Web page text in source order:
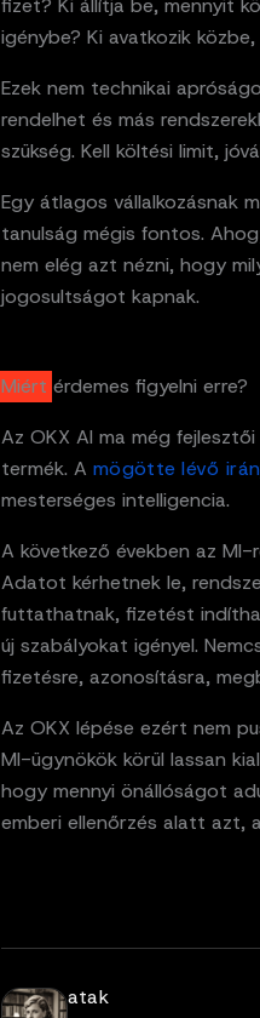
fizet? Ki állítja be, mennyit
igénybe? Ki avatkozik
Ezek nem technikai
rendelhet és más
szükség. Kell költési limit,
Egy átlagos vállalkozásnak
tanulság mégis fontos.
nem elég azt nézni, hogy
jogosultságot kapnak.
Miért érdemes figyelni erre?
Az OKX AI ma még
termék. A mögötte lévő
mesterséges intelligencia.
A következő években az
Adatot kérhetnek le,
futtathatnak, fizetést
új szabályokat igényel.
fizetésre, azonosításra,
Az OKX lépése ezért nem
MI-ügynökök körül lassan
hogy mennyi önállóságot
emberi ellenőrzés alatt azt,
atak